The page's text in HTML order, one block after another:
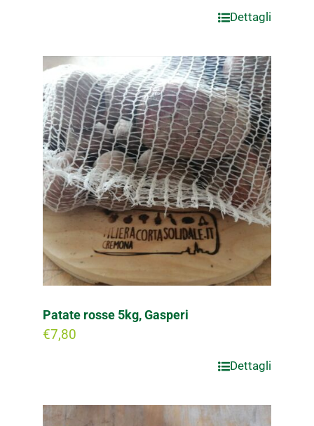
Dettagli
Patate rosse 5kg, Gasperi
€7,80
Dettagli